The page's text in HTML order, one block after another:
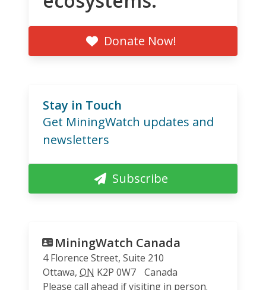
Donate Now!
Stay in Touch
Get MiningWatch updates and
newsletters
Subscribe
MiningWatch Canada
4 Florence Street, Suite 210
Ottawa, ON K2P 0W7
Canada
Please call ahead if visiting in person.